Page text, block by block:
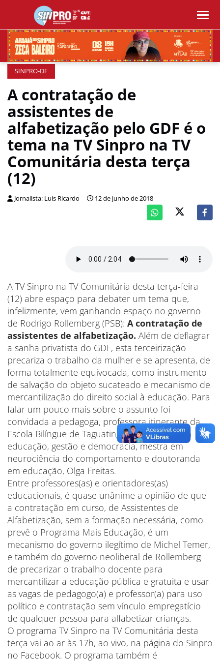
SINPRO-DF
A contratação de
assistentes de
alfabetização pelo GDF é o
tema na TV Sinpro na TV
Comunitária desta terça
(12)
Jornalista: Luis Ricardo 12 de junho de 2018
A TV Sinpro na TV Comunitária desta terça-feira
(12) abre espaço para debater um tema que,
infelizmente, vem ganhando espaço no governo
de Rodrigo Rollemberg (PSB): A contratação de
assistentes de alfabetização. Além de deflagrar
a sanha privatista do GDF, esta terceirização
precariza o trabalho da mulher e se apresenta, de
forma totalmente equivocada, como instrumento
de salvação do objeto sucateado e mecanismo de
mercantilização do direito social à educação. Para
falar um pouco mais sobre o assunto foi
convidada a pedagoga, professora itinerante da
Escola Bilíngue de Taguatinga, especialista em
educação, gestão e democracia, mestra em
neurociência do comportamento e doutoranda
em educação, Olga Freitas.
Entre professores(as) e orientadores(as)
educacionais, é quase unânime a opinião de que
a contratação em curso, de Assistentes de
Alfabetização, sem a formação necessária, como
prevê o Programa Mais Educação, é um
mecanismo do governo ilegítimo de Michel Temer,
e também do governo neoliberal de Rollemberg
de precarizar o trabalho docente para
mercantilizar a educação pública e gratuita e usar
as vagas de pedagogo(a) e professor(a) para uso
político e contratação sem vínculo empregatício
de qualquer pessoa para alfabetizar crianças.
O programa TV Sinpro na TV Comunitária desta
terça vai ao ar às 17h, ao vivo, na página do Sinpro
no Facebook. O programa também é